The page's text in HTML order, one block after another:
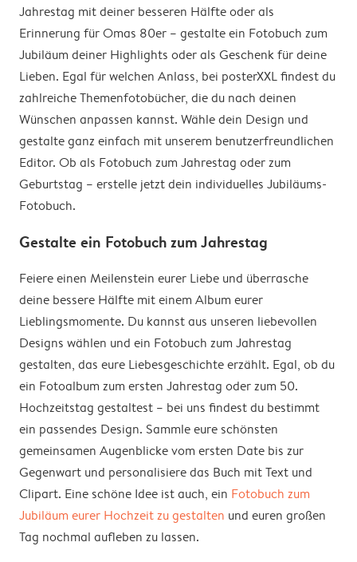
Jahrestag mit deiner besseren Hälfte oder als
Erinnerung für Omas 80er – gestalte ein Fotobuch zum
Jubiläum deiner Highlights oder als Geschenk für deine
Lieben. Egal für welchen Anlass, bei posterXXL findest du
zahlreiche Themenfotobücher, die du nach deinen
Wünschen anpassen kannst. Wähle dein Design und
gestalte ganz einfach mit unserem benutzerfreundlichen
Editor. Ob als Fotobuch zum Jahrestag oder zum
Geburtstag – erstelle jetzt dein individuelles Jubiläums-
Fotobuch.
Gestalte ein Fotobuch zum Jahrestag
Feiere einen Meilenstein eurer Liebe und überrasche
deine bessere Hälfte mit einem Album eurer
Lieblingsmomente. Du kannst aus unseren liebevollen
Designs wählen und ein Fotobuch zum Jahrestag
gestalten, das eure Liebesgeschichte erzählt. Egal, ob du
ein Fotoalbum zum ersten Jahrestag oder zum 50.
Hochzeitstag gestaltest – bei uns findest du bestimmt
ein passendes Design. Sammle eure schönsten
gemeinsamen Augenblicke vom ersten Date bis zur
Gegenwart und personalisiere das Buch mit Text und
Clipart. Eine schöne Idee ist auch, ein Fotobuch zum
Jubiläum eurer Hochzeit zu gestalten und euren großen
Tag nochmal aufleben zu lassen.